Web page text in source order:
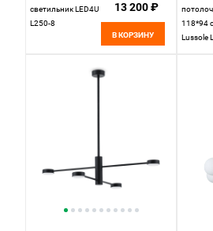
светильник LED4U
L250-8
13 200 ₽
В КОРЗИНУ
118*94
Lussole